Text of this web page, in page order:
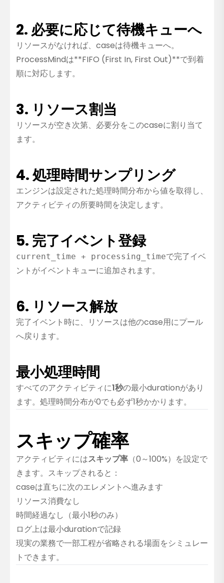
2. 必要に応じて待機キューへ
リソースがなければ、caseは待機キューへ。
ProcessMindは**FIFO (First In, First Out)**で到着
順に対応します。
3. リソース割当
リソースが空き次第、必要分をこのcaseに割り当て
ます。
4. 処理時間サンプリング
エンジンは設定された処理時間分布から値を取得し、
アクティビティの所要時間を決定します。
5. 完了イベント登録
current_time + processing_timeで完了イベ
ントがイベントキューに追加されます。
6. リソース解放
完了イベント時に、リソースは他のcase用にプール
へ戻ります。
最小処理時間
すべてのアクティビティに1秒の最小durationがあり
ます。処理時間分布が0でも必ず1秒かかります。
スキップ確率
アクティビティにはスキップ率 （0～100%）を設定で
きます。スキップされると：
caseは直ちに次のエレメントへ進みます
リソース消費なし
時間経過なし（最小1秒のみ）
ログ上は最小durationで記録
現実の業務で一部工程が省略される場面をシミュレー
トできます。